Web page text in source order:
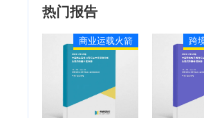
热门报告
商业运载火箭 跨